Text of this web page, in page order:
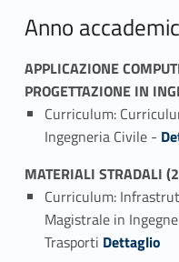
Anno
APPLICAZIONE
PROGETTAZIONE IN
Curriculum:
Ingegneria Civile - Link identifier #identifier_person_108285-1
MATERIALI STRADALI
Curriculum:
Magistrale in
Trasporti Link identifier #identifier_person_40116-1
Dettaglio